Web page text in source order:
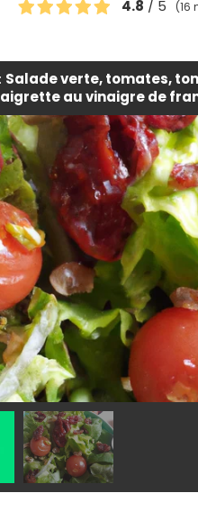
4.8 / 5 (16
Salade verte, tomates,
au vinaigre de